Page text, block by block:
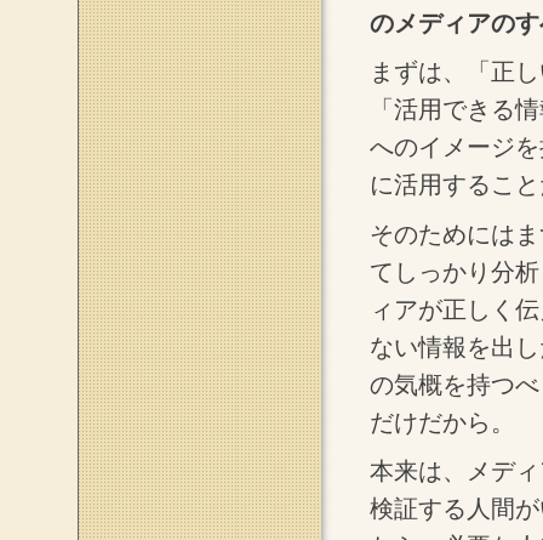
のメディアの
まずは、「正
「活用できる
へのイメージ
に活用するこ
そのためには
てしっかり分
ィアが正しく
ない情報を出
の気概を持つ
だけだから。
本来は、メデ
検証する人間